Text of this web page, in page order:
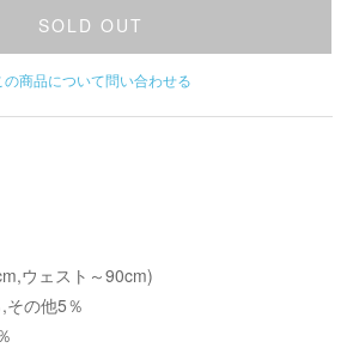
SOLD OUT
の商品について問い合わせる
ウェスト～90cm)
その他5％